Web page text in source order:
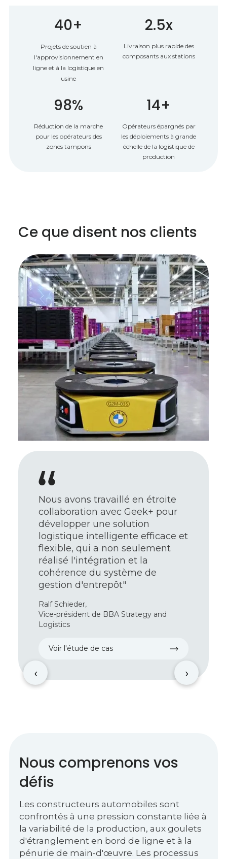
40+
Projets de soutien à
l'approvisionnement en
ligne et à la logistique en
usine
2.5x
Livraison plus rapide des
composants aux stations
98%
Réduction de la marche
pour les opérateurs des
zones tampons
14+
Opérateurs épargnés par
les déploiements à grande
échelle de la logistique de
production
Ce que disent nos clients
Nous avons travaillé en étroite
collaboration avec Geek+ pour
développer une solution
logistique intelligente efficace et
flexible, qui a non seulement
réalisé l'intégration et la
cohérence du système de
gestion d'entrepôt"
Ralf Schieder,
Vice-président de BBA Strategy and
Logistics
Voir l'étude de cas
‹ ›
Nous comprenons vos
défis
Les constructeurs automobiles sont
confrontés à une pression constante liée à
la variabilité de la production, aux goulets
d'étranglement en bord de ligne et à la
pénurie de main-d'œuvre. Les processus